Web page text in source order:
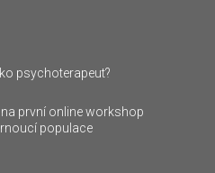
psychoterapeut?
první online workshop
populace